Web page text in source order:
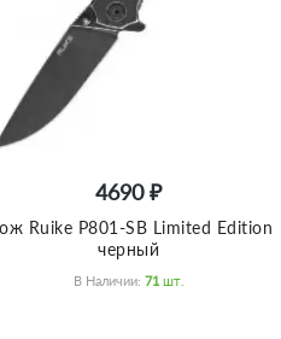
4690 ₽
Ruike P801-SB Limited Edition
черный
В Наличии: 71 Шт.